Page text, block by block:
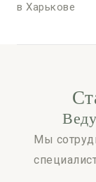
в Харькове
Мы